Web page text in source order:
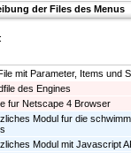
der Files des Menus
mit Parameter, Items und
des Engines
fur Netscape 4 Browser
Modul fur die
Modul mit Javascript